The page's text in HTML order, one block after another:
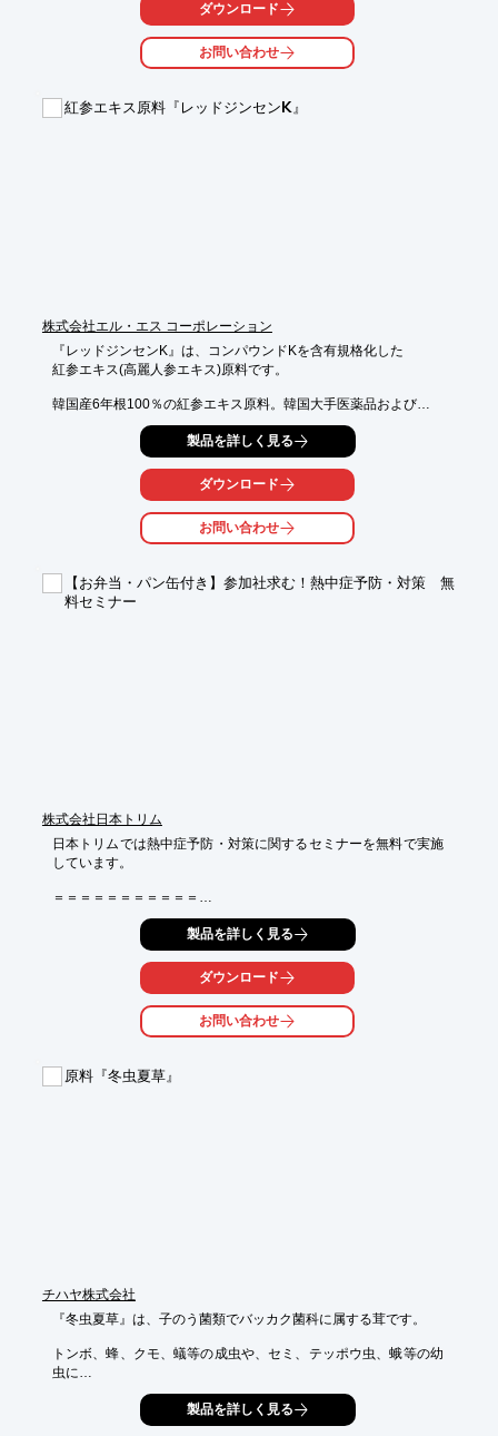
給を支えることで、患者ケアをサポートします。
【活用シーン】
・医薬品の備蓄倉庫
・一時的な医薬品保管場所
ダウンロード
お問い合わせ
紅参エキス原料『レッドジンセンK』
株式会社エル・エス コーポレーション
『レッドジンセンK』は、コンパウンドKを含有規格化した
紅参エキス(高麗人参エキス)原料です。
韓国産6年根100％の紅参エキス原料。韓国大手医薬品および
飲料メーカーのイルファ(一和)で栽培から製造までを管理した
日本向けオリジナル高麗人参エキス。
また、ジンセノサイドRg1,Rb1,Rg3及びコンパウンドK(CK)を
独自規格し、規格成分は精度の高いLC-MS法で分析しています。
■韓国産6年根を100％の紅参エキス原料
■規格成分は精度の高いLC-MS法で分析
製品を詳しく見る
ダウンロード
お問い合わせ
【お弁当・パン缶付き】参加社求む！熱中症予防・対策 無
料セミナー
株式会社日本トリム
日本トリムでは熱中症予防・対策に関するセミナーを無料で実施
しています。
＝＝＝＝＝＝＝＝＝＝＝
実施日：ご希望に合わせてお伺いいたします。
＝＝＝＝＝＝＝＝＝＝＝
行う習慣を付けることが大切です。
策として「先制飲水」が提唱されています。
※詳しくはPDFをダウンロードしていただくか、お気軽にお問い
合わせください。
製品を詳しく見る
ダウンロード
お問い合わせ
原料『冬虫夏草』
チハヤ株式会社
『冬虫夏草』は、子のう菌類でバッカク菌科に属する茸です。
トンボ、蜂、クモ、蟻等の成虫や、セミ、テッポウ虫、蛾等の幼
虫に
発生するものがあり、その種類は約400種に及ぶとされていま
製品を詳しく見る